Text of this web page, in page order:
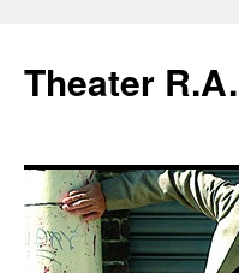
Theater